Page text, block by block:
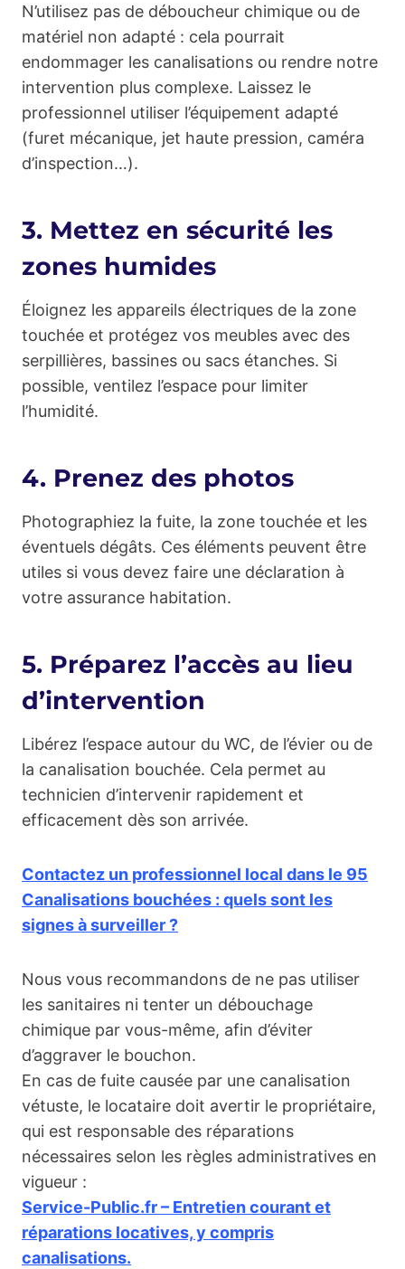
N’utilisez pas de déboucheur chimique ou de
matériel non adapté : cela pourrait
endommager les canalisations ou rendre notre
intervention plus complexe. Laissez le
professionnel utiliser l’équipement adapté
(furet mécanique, jet haute pression, caméra
d’inspection…).
3. Mettez en sécurité les
zones humides
Éloignez les appareils électriques de la zone
touchée et protégez vos meubles avec des
serpillières, bassines ou sacs étanches. Si
possible, ventilez l’espace pour limiter
l’humidité.
4. Prenez des photos
Photographiez la fuite, la zone touchée et les
éventuels dégâts. Ces éléments peuvent être
utiles si vous devez faire une déclaration à
votre assurance habitation.
5. Préparez l’accès au lieu
d’intervention
Libérez l’espace autour du WC, de l’évier ou de
la canalisation bouchée. Cela permet au
technicien d’intervenir rapidement et
efficacement dès son arrivée.
Contactez un professionnel local dans le 95
Canalisations bouchées : quels sont les
signes à surveiller ?
Nous vous recommandons de ne pas utiliser
les sanitaires ni tenter un débouchage
chimique par vous-même, afin d’éviter
d’aggraver le bouchon.
En cas de fuite causée par une canalisation
vétuste, le locataire doit avertir le propriétaire,
qui est responsable des réparations
nécessaires selon les règles administratives en
vigueur :
Service-Public.fr – Entretien courant et
réparations locatives, y compris
canalisations.